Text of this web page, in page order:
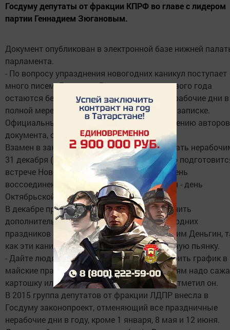
Госдуму депутаты от фракции КПРФ во главе с лидером
партии Геннадием Зюгановым.
Документ опубликован в электронной базе нижней
парламента.
- По вопросу упразднения новогодних каникул поступает
много писем. Граждане России в начале нового года
остаются без зарплаты и требуют вернуть рабочие дни в
полной мере, - отмечается в пояснительной записке.
Официальными выходными должны, по мнению авторов
документа, остаться лишь 1 и 7 января.
Взамен в законопроекте предлагается сделать
31 декабря («позволит гражданам спокойно
встрече Нового года»), а также 18 марта - день
воссоединения Крыма с Россией и 7 ноября - день
Октябрьской революции 1917 года.
В декабре прошлого года с призывом отменить
дополнительные выходные во время новогодних
праздников выступил депутат от ЛДПР Вадим Деньгин,
как эти каникулы превращаются в глобальную пьянку.
- Дайте людям правильно, грамотно выстроить график в
майские праздники, потому что теплее, людям надо
картошку или, допустим, ехать отдыхать, - отметил он.
В 2015 группа депутатов от фракции ЛДПР внесла в
Госдуму законопроект, отменяющий все праздничные
нерабочие дни в году, кроме 1 января, 8 мая и 12 июня.